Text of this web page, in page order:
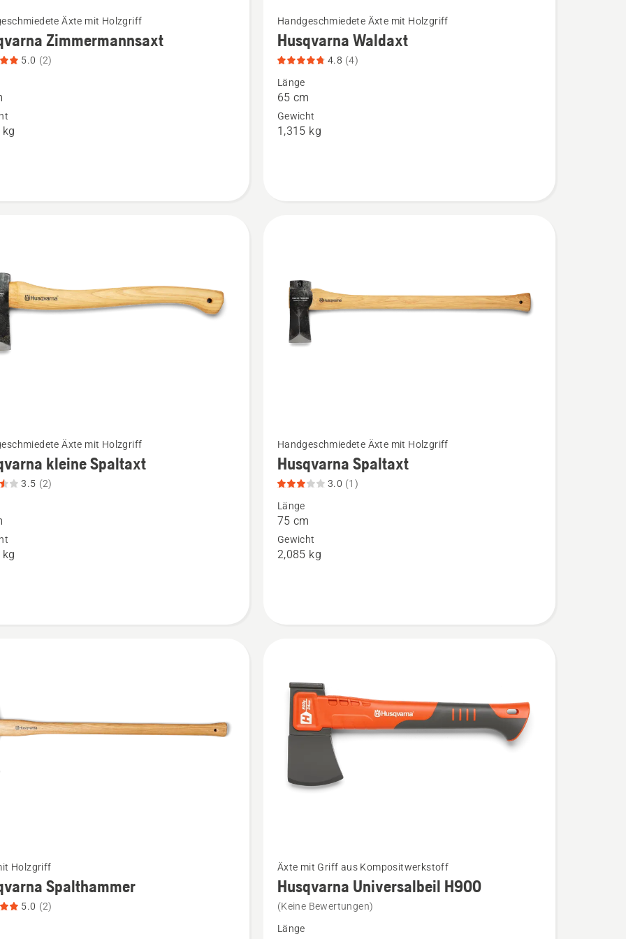
Äxte mit Holzgriff
Zimmermannsaxt
5.0 (2)
Details
Waldaxt
anzeigen,
Produktbewertung
Handgeschmiedete Äxte mit Holzgriff
Husqvarna Waldaxt
4.8 (4)
Länge
65 cm
Gewicht
1,315 kg
Äxte mit Holzgriff
kleine Spaltaxt
3.5 (2)
Details
Husqvarna
Spaltaxt
anzeigen,
Produktbewertung
Handgeschmiedete Äxte mit Holzgriff
Husqvarna Spaltaxt
3.0 (1)
Länge
75 cm
Gewicht
2,085 kg
Holzgriff
Spalthammer
5.0 (2)
Details
Husqvarna
Äxte mit Griff aus Kompositwerkstoff
Husqvarna Universalbeil H900
(Keine Bewertungen)
Länge